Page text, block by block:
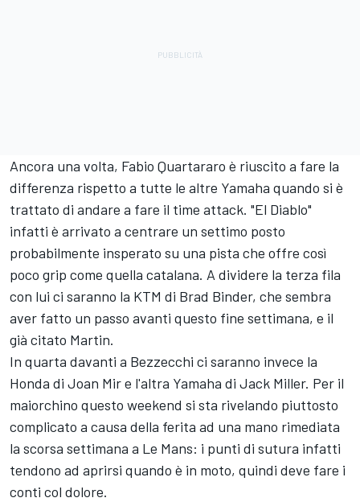
Ancora una volta, Fabio Quartararo è riuscito a fare la
differenza rispetto a tutte le altre Yamaha quando si è
trattato di andare a fare il time attack. "El Diablo"
infatti è arrivato a centrare un settimo posto
probabilmente insperato su una pista che offre così
poco grip come quella catalana. A dividere la terza fila
con lui ci saranno la KTM di Brad Binder, che sembra
aver fatto un passo avanti questo fine settimana, e il
già citato Martin.
In quarta davanti a Bezzecchi ci saranno invece la
Honda di Joan Mire l'altra Yamaha di Jack Miller. Per il
maiorchino questo weekend si sta rivelando piuttosto
complicato a causa della ferita ad una mano rimediata
la scorsa settimana a Le Mans: i punti di sutura infatti
tendono ad aprirsi quando è in moto, quindi deve fare i
conti col dolore.